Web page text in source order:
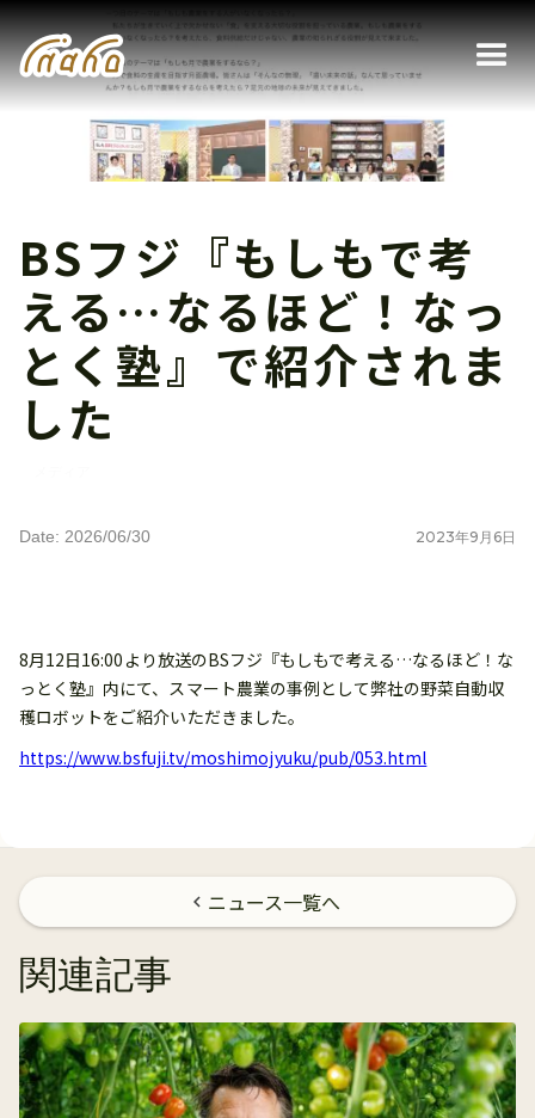
BSフジ『もしもで考
える…なるほど！なっ
とく塾』で紹介されま
した
Date: 2026/06/30 2023年9 月 6日
8月12日16:00より放送のBSフジ『もしもで考える…なるほど！な
っとく塾』内にて、スマート農業の事例として弊社の野菜自動収
穫ロボットをご紹介いただきました。
https://www.bsfuji.tv/moshimojyuku/pub/053.html
chevron_left ニュース一覧へ
関連記事